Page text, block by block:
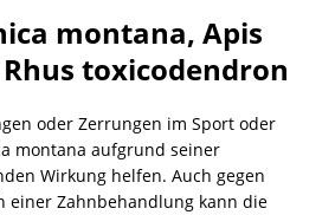
montana, Apis
toxicodendron
oder Zerrungen im Sport oder
montana aufgrund seiner
Wirkung helfen. Auch gegen
einer Zahnbehandlung kann die